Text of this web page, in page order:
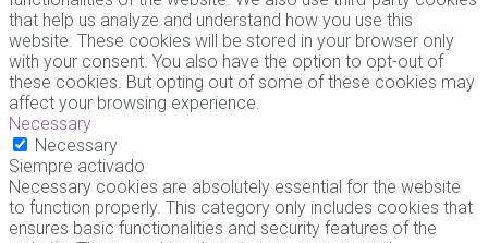
that help us analyze and understand how you use this
website. These cookies will be stored in your browser only
with your consent. You also have the option to opt-out of
these cookies. But opting out of some of these cookies may
affect your browsing experience.
Necessary
Necessary
Siempre activado
Necessary cookies are absolutely essential for the website
to function properly. This category only includes cookies that
ensures basic functionalities and security features of the